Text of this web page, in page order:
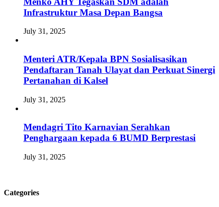
Infrastruktur Masa Depan Bangsa
July 31, 2025
Menteri ATR/Kepala BPN Sosialisasikan
Pendaftaran Tanah Ulayat dan Perkuat Sinergi
Pertanahan di Kalsel
July 31, 2025
Mendagri Tito Karnavian Serahkan
Penghargaan kepada 6 BUMD Berprestasi
July 31, 2025
Categories